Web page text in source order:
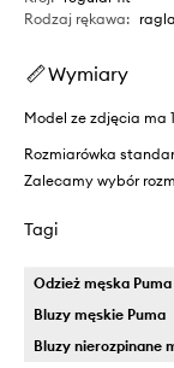
Rodzaj rękawa:
Wymiary
Model ze zdjęcia ma
Rozmiarówka
Zalecamy wybór
Tagi
Odzież męska Puma
Bluzy męskie Puma
Bluzy nierozpinane